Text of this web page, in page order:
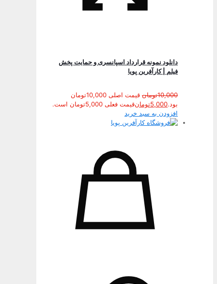
دانلود نمونه قرارداد اسپانسری و حمایت پخش
فیلم | کارآفرین پویا
10,000تومان
قیمت اصلی 10,000تومان
بود.5,000تومانقیمت فعلی 5,000تومان است.
افزودن به سبد خرید